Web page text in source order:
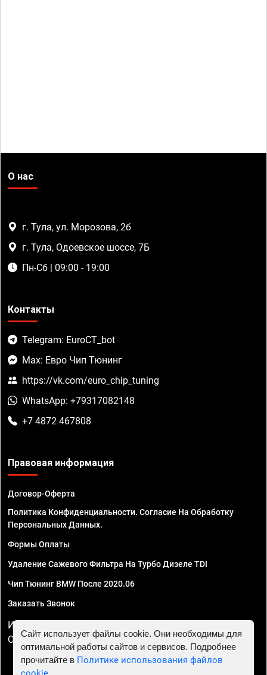
О нас
г. Тула, ул. Морозова, 2б
г. Тула, Одоевское шоссе, 7Б
Пн-Сб | 09:00 - 19:00
Контакты
Telegram: EuroCT_bot
Max: Евро Чип Тюнинг
https://vk.com/euro_chip_tuning
WhatsApp: +79317082148
+7 4872 467808
Правовая информация
Договор-Оферта
Политика Конфиденциальности. Согласие На Обработку
Персональных Данных.
Формы Оплаты
Удаление Сажевого Фильтра На Турбо Дизеле TDI
Чип Тюнинг BMW После 2020.06
Заказать Звонок
ИП Смирнов Георгий Павлович. ИНН 781302555843,
ОГРНИП 324470400032610
Сайт использует файлы cookie. Они необходимы для
оптимальной работы сайтов и сервисов. Подробнее
прочитайте в Политике использования файлов